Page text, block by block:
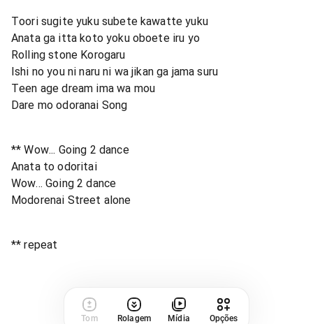
Toori sugite yuku subete kawatte yuku
Anata ga itta koto yoku oboete iru yo
Rolling stone Korogaru
Ishi no you ni naru ni wa jikan ga jama suru
Teen age dream ima wa mou
Dare mo odoranai Song
** Wow... Going 2 dance
Anata to odoritai
Wow... Going 2 dance
Modorenai Street alone
** repeat
Tom Rolagem Mídia Opções